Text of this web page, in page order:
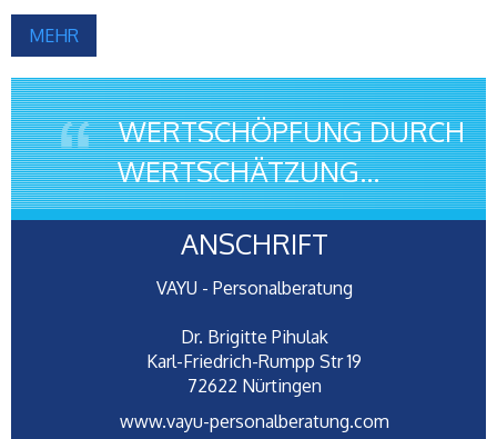
MEHR
WERTSCHÖPFUNG DURCH
WERTSCHÄTZUNG...
ANSCHRIFT
VAYU - Personalberatung
Dr. Brigitte Pihulak
Karl-Friedrich-Rumpp Str 19
72622 Nürtingen
www.vayu-personalberatung.com